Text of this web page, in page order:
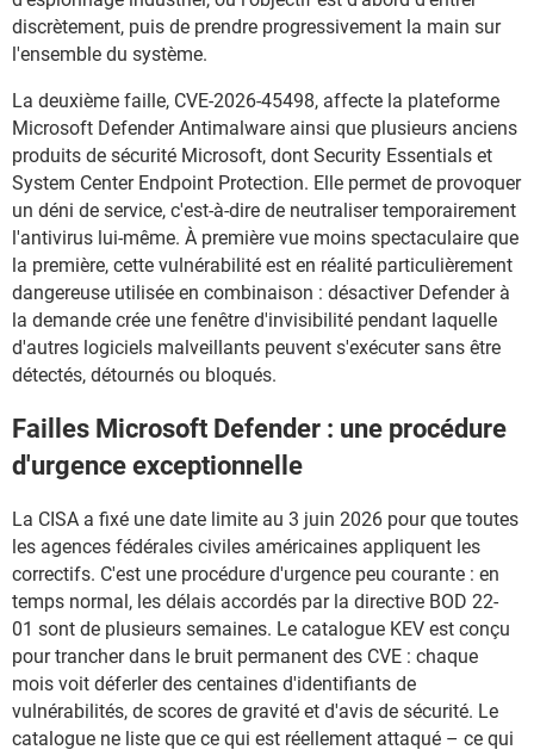
discrètement, puis de prendre progressivement la main sur
l'ensemble du système.
La deuxième faille, CVE-2026-45498, affecte la plateforme
Microsoft Defender Antimalware ainsi que plusieurs anciens
produits de sécurité Microsoft, dont Security Essentials et
System Center Endpoint Protection. Elle permet de provoquer
un déni de service, c'est-à-dire de neutraliser temporairement
l'antivirus lui-même. À première vue moins spectaculaire que
la première, cette vulnérabilité est en réalité particulièrement
dangereuse utilisée en combinaison : désactiver Defender à
la demande crée une fenêtre d'invisibilité pendant laquelle
d'autres logiciels malveillants peuvent s'exécuter sans être
détectés, détournés ou bloqués.
Failles Microsoft Defender : une procédure
d'urgence exceptionnelle
La CISA a fixé une date limite au 3 juin 2026 pour que toutes
les agences fédérales civiles américaines appliquent les
correctifs. C'est une procédure d'urgence peu courante : en
temps normal, les délais accordés par la directive BOD 22-
01 sont de plusieurs semaines. Le catalogue KEV est conçu
pour trancher dans le bruit permanent des CVE : chaque
mois voit déferler des centaines d'identifiants de
vulnérabilités, de scores de gravité et d'avis de sécurité. Le
catalogue ne liste que ce qui est réellement attaqué – ce qui